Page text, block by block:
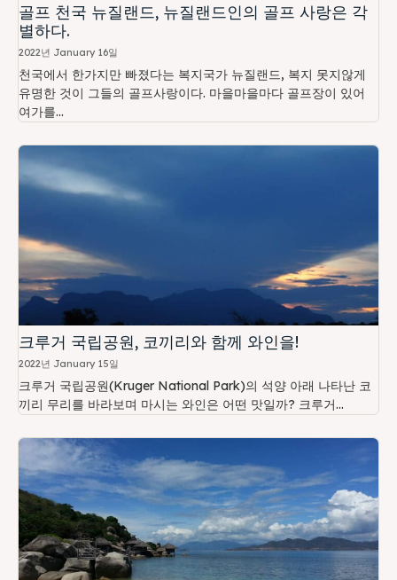
골프 천국 뉴질랜드, 뉴질랜드인의 골프 사랑은 각
별하다.
2022년 January 16일
천국에서 한가지만 빠졌다는 복지국가 뉴질랜드, 복지 못지않게
유명한 것이 그들의 골프사랑이다. 마을마을마다 골프장이 있어
여가를...
크루거 국립공원, 코끼리와 함께 와인을!
2022년 January 15일
크루거 국립공원(Kruger National Park)의 석양 아래 나타난 코
끼리 무리를 바라보며 마시는 와인은 어떤 맛일까?​ 크루거...